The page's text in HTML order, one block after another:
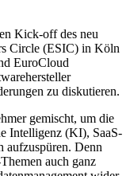
Kick-off des neu
Circle (ESIC) in Köln
EuroCloud
zu diskutieren.
gemischt, um die
Intelligenz (KI), SaaS-
aufzuspüren. Denn
auch ganz